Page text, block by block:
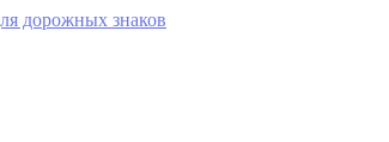
дорожных знаков